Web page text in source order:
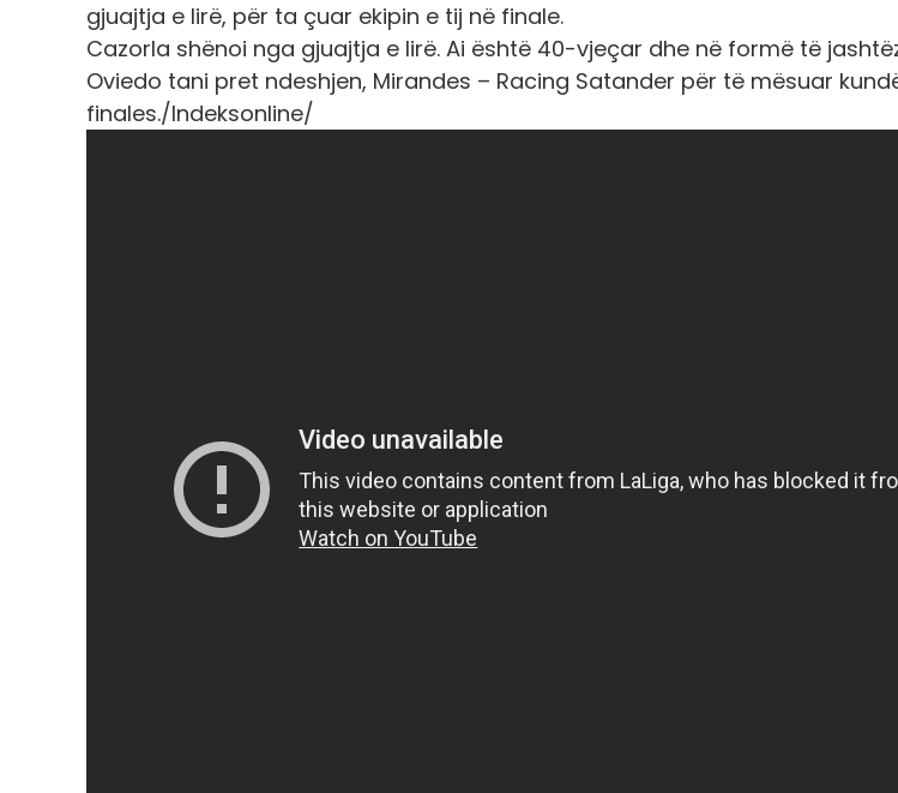
gjuajtja e lirë, për ta çuar ekipin e tij në finale.
Cazorla shënoi nga gjuajtja e lirë. Ai është 40-vjeçar dhe në formë të
Oviedo tani pret ndeshjen, Mirandes – Racing Satander për të mësuar
finales./Indeksonline/